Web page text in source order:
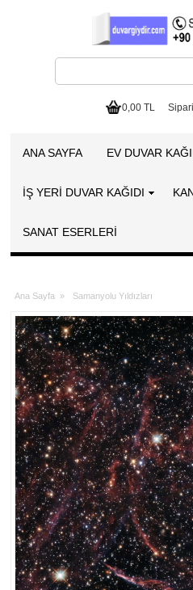
0,00 TL
ANA SAYFA EV DUVAR
İŞ YERİ DUVAR KAĞIDI
SANAT ESERLERI
Ana Sayfa » Samanyolu Yıldızları